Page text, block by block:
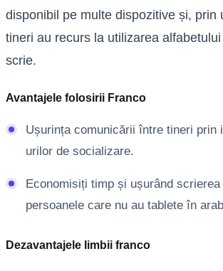
disponibil pe multe dispozitive și, prin
tineri au recurs la utilizarea
scrie.
Avantajele folosirii Franco
Ușurința comunicării între tineri prin
urilor de socializare.
Economisiți timp și ușurând scrierea
persoanele care nu au tablete în
Dezavantajele limbii franco